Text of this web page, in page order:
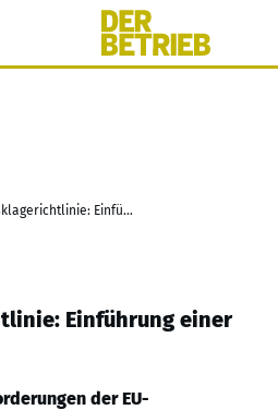
Verbandsklagerichtlinie: Einführung einer neuen Klageart
Einführung einer
der EU-